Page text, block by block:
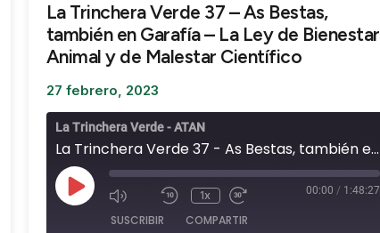
La Trinchera Verde 37 – As Bestas,
también en Garafía – La Ley de Bienestar
Animal y de Malestar Científico
27 febrero, 2023
La Trinchera Verde - ATAN
La Trinchera Verde 37 - As Bestas, también en Garafía - La Ley de Bienestar Animal y de Malestar Científico
1x 00:00 / 1:48:27
SUSCRIBIR COMPARTIR